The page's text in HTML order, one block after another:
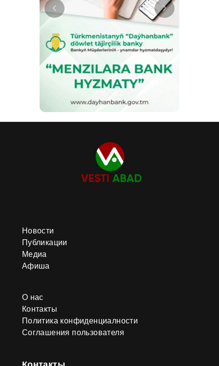
Новости
Публикации
Медиа
Афиша
О нас
Контакты
Политика конфиденциалности
Соглашения пользователя